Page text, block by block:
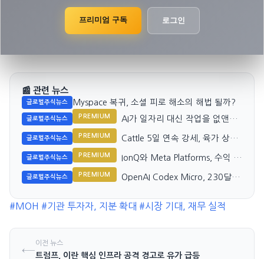
프리미엄 구독 로그인
📰 관련 뉴스
글로벌주식뉴스 Myspace 복귀, 소셜 피로 해소의 해법 될까?
글로벌주식뉴스 PREMIUM
AI가 일자리 대신 작업을 없앤다:
글로벌주식뉴스 PREMIUM
Cattle 5일 연속 강세, 육가 상승
글로벌주식뉴스 PREMIUM
IonQ와 Meta Platforms, 수익 성
글로벌주식뉴스 PREMIUM
OpenAI Codex Micro, 230달러
#MOH #기관 투자자, 지분 확대 #시장 기대, 재무 실적
←이전 뉴스
트럼프, 이란 핵심 인프라 공격 경고로 유가 급등